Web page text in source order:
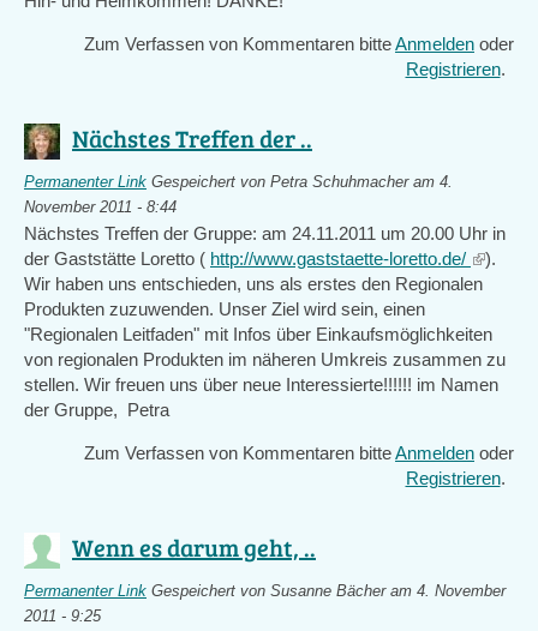
Zum Verfassen von Kommentaren bitteAnmelden oder
Registrieren.
Nächstes Treffen der ..
Permanenter Link Gespeichert von Petra Schuhmacheram 4.
November 2011 - 8:44
Nächstes Treffen der Gruppe: am 24.11.2011 um 20.00 Uhr in
der Gaststätte Loretto ( http://www.gaststaette-loretto.de/ (link
is
).
Wir haben uns entschieden, uns als erstes den Regionalen
Produkten zuzuwenden. Unser Ziel wird sein, einen
"Regionalen Leitfaden" mit Infos über Einkaufsmöglichkeiten
von regionalen Produkten im näheren Umkreis zusammen zu
stellen. Wir freuen uns über neue Interessierte!!!!!! im Namen
der Gruppe, Petra
Zum Verfassen von Kommentaren bitteAnmelden oder
Registrieren.
Wenn es darum geht, ..
Permanenter Link Gespeichert von Susanne Bächeram 4. November
2011 - 9:25